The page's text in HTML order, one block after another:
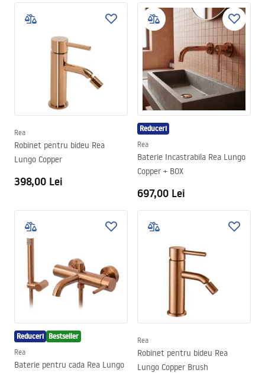
Rea
Robinet pentru bideu Rea
Lungo Copper
398,00 Lei
Reduceri
Rea
Baterie Incastrabila Rea Lungo
Copper + BOX
697,00 Lei
Reduceri Bestseller
Rea
Baterie pentru cada Rea Lungo
Rea
Robinet pentru bideu Rea
Lungo Copper Brush